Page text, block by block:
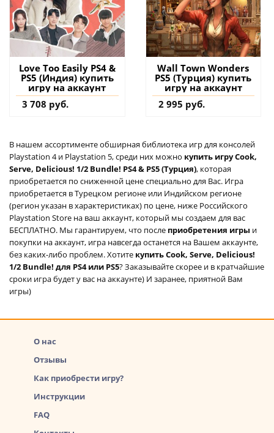
Love Too Easily PS4 &
PS5 (Индия) купить
игру на аккаунт
3 708 руб.
Wall Town Wonders
PS5 (Турция) купить
игру на аккаунт
2 995 руб.
В нашем ассортименте обширная библиотека игр для консолей
Playstation 4 и Playstation 5, среди них можно купить игру Cook,
Serve, Delicious! 1/2 Bundle! PS4 & PS5 (Турция), которая
приобретается по сниженной цене специально для Вас. Игра
приобретается в Турецком регионе или Индийском регионе
(регион указан в характеристиках) по цене, ниже Российского
Playstation Store на ваш аккаунт, который мы создаем для вас
БЕСПЛАТНО. Мы гарантируем, что после приобретения игры и
покупки на аккаунт, игра навсегда останется на Вашем аккаунте,
без каких-либо проблем. Хотите купить Cook, Serve, Delicious!
1/2 Bundle! для PS4 или PS5? Заказывайте скорее и в кратчайшие
сроки игра будет у вас на аккаунте) И заранее, приятной Вам
игры)
О нас
Отзывы
Как приобрести игру?
Инструкции
FAQ